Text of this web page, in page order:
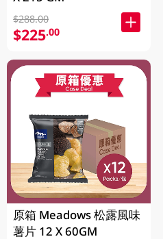
$288.00
$225.00
原箱 Meadows 松露風味
薯片 12 X 60GM